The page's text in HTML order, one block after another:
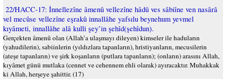
22/HACC-17: İnnellezîne âmenû vellezîne hâdû ves sâbiîne ven nasârâ
vel mecûse vellezîne eşrakû innallâhe yafsılu beynehum yevmel
kıyâmeti, innallâhe alâ kulli şey’in şehîd(şehîdun).
Gerçekten âmenû olan (Allah’a ulaşmayı dileyen) kimseler ile haduların
(yahudilerin), sabiinlerin (yıldızlara tapanların), hristiyanların, mecusilerin
(ateşe tapanların) ve şirk koşanların (putlara tapanların); (onların) arasını Allah,
kıyâmet günü mutlaka (cennet ve cehennem ehli olarak) ayıracaktır. Muhakkak
ki Allah, herşeye şahittir. (17)